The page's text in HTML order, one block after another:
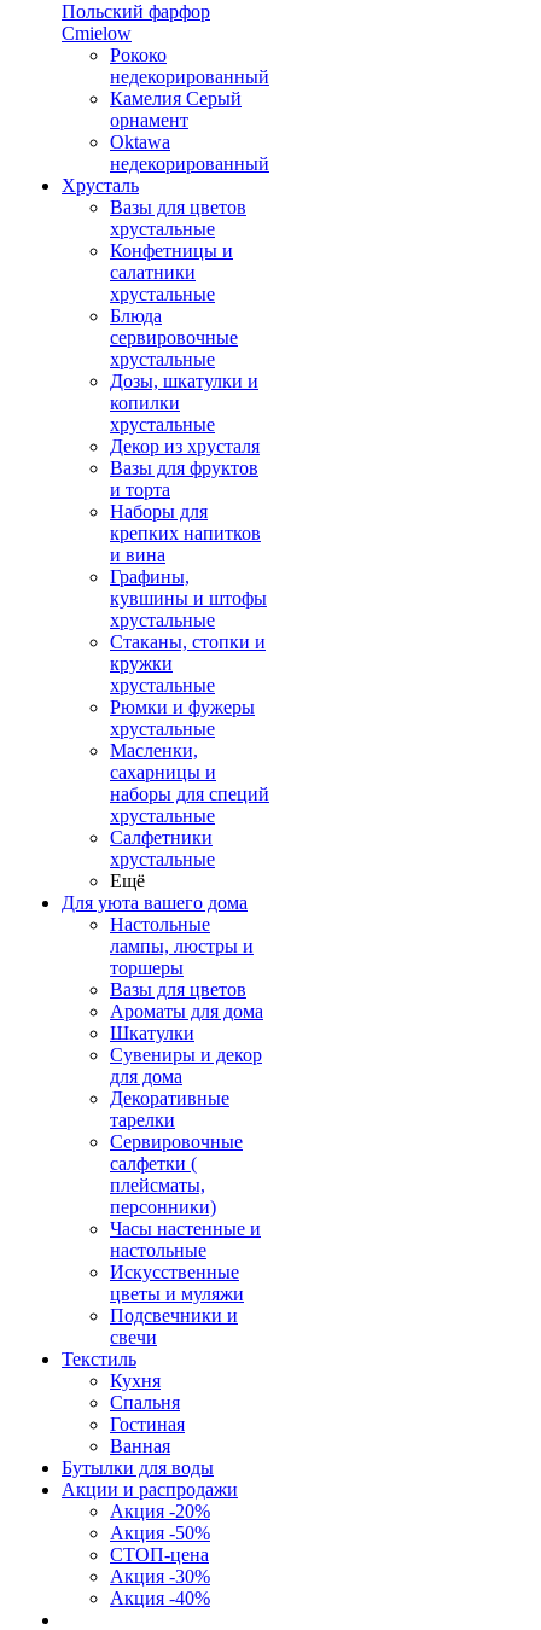
Польский фарфор
Сmielow
Рококо
недекорированный
Камелия Серый
орнамент
Oktawa
недекорированный
Хрусталь
Вазы для цветов
хрустальные
Конфетницы и
салатники
хрустальные
Блюда
сервировочные
хрустальные
Дозы, шкатулки и
копилки
хрустальные
Декор из хрусталя
Вазы для фруктов
и торта
Наборы для
крепких напитков
и вина
Графины,
кувшины и штофы
хрустальные
Стаканы, стопки и
кружки
хрустальные
Рюмки и фужеры
хрустальные
Масленки,
сахарницы и
наборы для специй
хрустальные
Салфетники
хрустальные
Ещё
Для уюта вашего дома
Настольные
лампы, люстры и
торшеры
Вазы для цветов
Ароматы для дома
Шкатулки
Сувениры и декор
для дома
Декоративные
тарелки
Сервировочные
салфетки (
плейсматы,
персонники)
Часы настенные и
настольные
Искусственные
цветы и муляжи
Подсвечники и
свечи
Текстиль
Кухня
Спальня
Гостиная
Ванная
Бутылки для воды
Акции и распродажи
Акция -20%
Акция -50%
СТОП-цена
Акция -30%
Акция -40%